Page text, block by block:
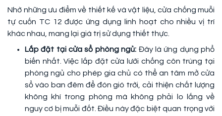
Nhờ những ưu điểm về thiết kế và vật liệu, cửa chống muỗi
tự cuốn TC 12 được ứng dụng linh hoạt cho nhiều vị trí
khác nhau, mang lại giá trị sử dụng thiết thực.
Lắp đặt tại cửa sổ phòng ngủ: Đây là ứng dụng phổ
biến nhất. Việc lắp đặt cửa lưới chống côn trùng tại
phòng ngủ cho phép gia chủ có thể an tâm mở cửa
sổ vào ban đêm để đón gió trời, cải thiện chất lượng
không khí trong phòng mà không phải lo lắng về
nguy cơ bị muỗi đốt. Điều này đặc biệt quan trọng với